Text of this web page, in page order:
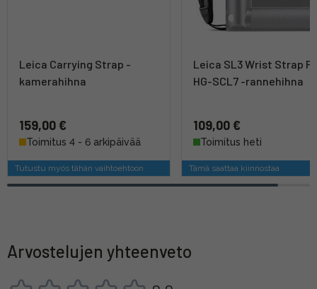
Leica Carrying Strap -
kamerahihna
159,00 €
Toimitus 4 - 6 arkipäivää
Tutustu myös tähän vaihtoehtoon
Leica SL3 Wrist Strap
HG-SCL7 -rannehihna
109,00 €
Toimitus heti
Tämä saattaa kiinnostaa
Arvostelujen yhteenveto